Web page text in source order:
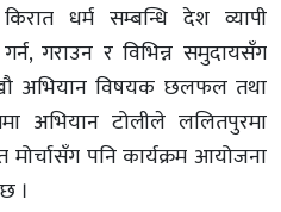
धर्म सम्बन्धि देश व्यापी
गराउन र विभिन्न समुदायसँग
अभियान विषयक छलफल तथा
अभियान टोलीले ललितपुरमा
मोर्चासँग पनि कार्यक्रम आयोजना
।